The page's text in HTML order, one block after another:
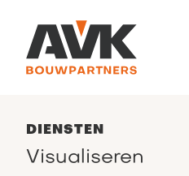
DIENSTEN
Visualiseren